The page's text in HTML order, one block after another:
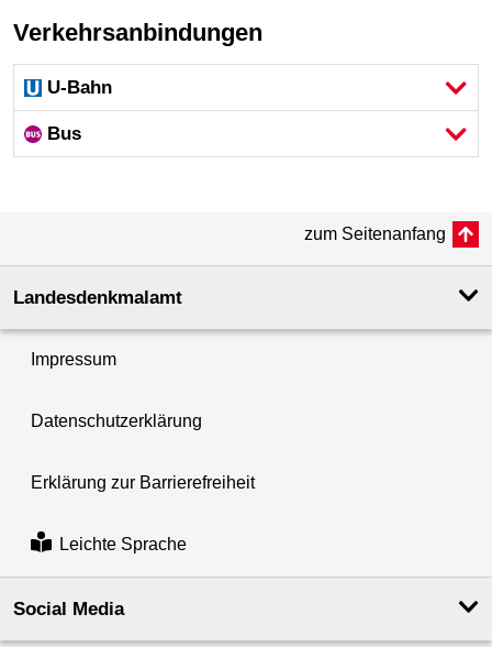
Verkehrsanbindungen
U-Bahn
Bus
zum Seitenanfang
Landesdenkmal­amt
Impressum
Datenschutzerklärung
Erklärung zur Barrierefreiheit
Leichte Sprache
Social Media